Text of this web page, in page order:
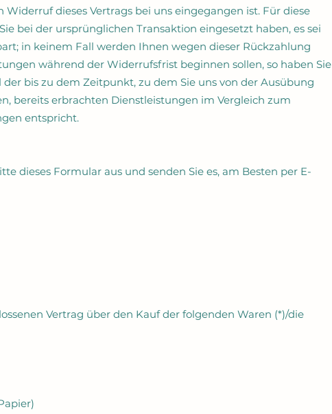
dieses Vertrags bei uns eingegangen ist. Für diese
bei der ursprünglichen Transaktion eingesetzt haben, es sei
in keinem Fall werden Ihnen wegen dieser Rückzahlung
während der Widerrufsfrist beginnen sollen, so haben Sie
bis zu dem Zeitpunkt, zu dem Sie uns von der Ausübung
bereits erbrachten Dienstleistungen im Vergleich zum
entspricht.
dieses Formular aus und senden Sie es, am Besten per E-
Vertrag über den Kauf der folgenden Waren (*)/die